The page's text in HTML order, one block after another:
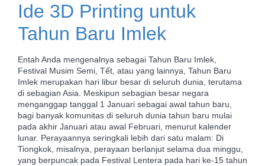
Ide 3D Printing untuk
Tahun Baru Imlek
Entah Anda mengenalnya sebagai Tahun Baru Imlek,
Festival Musim Semi, Tết, atau yang lainnya, Tahun Baru
Imlek merupakan hari libur besar di seluruh dunia, terutama
di sebagian Asia. Meskipun sebagian besar negara
menganggap tanggal 1 Januari sebagai awal tahun baru,
bagi banyak komunitas di seluruh dunia tahun baru mulai
pada akhir Januari atau awal Februari, menurut kalender
lunar. Perayaannya seringkali lebih dari satu malam: Di
Tiongkok, misalnya, perayaan berlanjut selama dua minggu,
yang berpuncak pada Festival Lentera pada hari ke-15 tahun